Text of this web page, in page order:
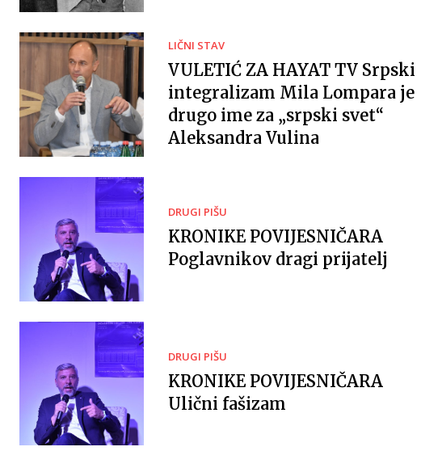
LIČNI STAV
VULETIĆ ZA HAYAT TV Srpski
integralizam Mila Lompara je
drugo ime za „srpski svet“
Aleksandra Vulina
DRUGI PIŠU
KRONIKE POVIJESNIČARA
Poglavnikov dragi prijatelj
DRUGI PIŠU
KRONIKE POVIJESNIČARA
Ulični fašizam